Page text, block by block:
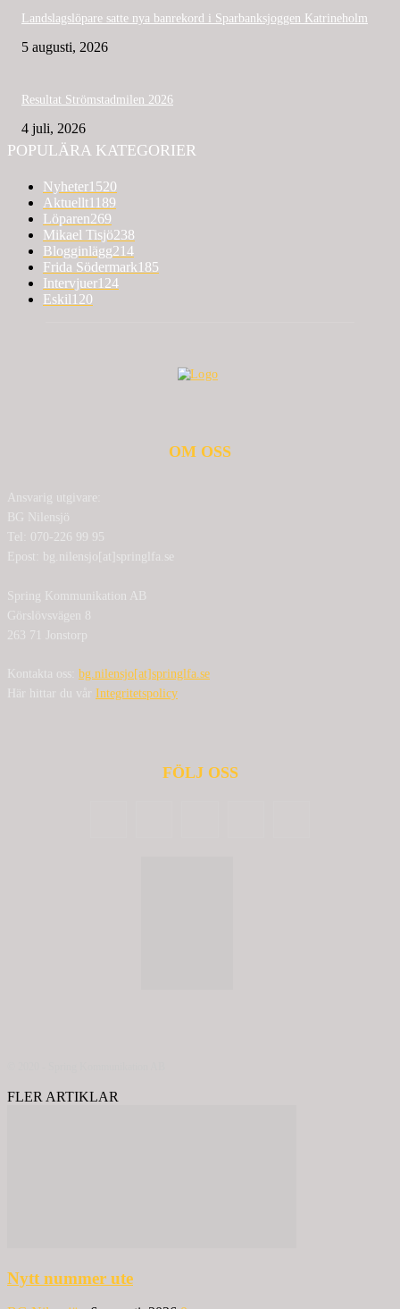
Landslagslöpare satte nya banrekord i Sparbanksjoggen Katrineholm
5 augusti, 2026
Resultat Strömstadmilen 2026
4 juli, 2026
POPULÄRA KATEGORIER
Nyheter1520
Aktuellt1189
Löparen269
Mikael Tisjö238
Blogginlägg214
Frida Södermark185
Intervjuer124
Eskil120
OM OSS
Ansvarig utgivare:
BG Nilensjö
Tel: 070-226 99 95
Epost: bg.nilensjo[at]springlfa.se
Spring Kommunikation AB
Görslövsvägen 8
263 71 Jonstorp
Kontakta oss: bg.nilensjo[at]springlfa.se
Här hittar du vår Integritetspolicy
FÖLJ OSS
FLER ARTIKLAR
Nytt nummer ute